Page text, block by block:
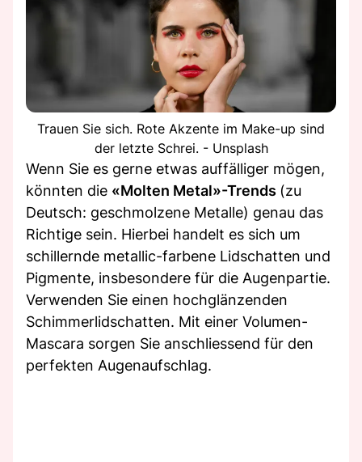
Trauen Sie sich. Rote Akzente im Make-up sind
der letzte Schrei. - Unsplash
Wenn Sie es gerne etwas auffälliger mögen,
könnten die «Molten Metal»-Trends (zu
Deutsch: geschmolzene Metalle) genau das
Richtige sein. Hierbei handelt es sich um
schillernde metallic-farbene Lidschatten und
Pigmente, insbesondere für die Augenpartie.
Verwenden Sie einen hochglänzenden
Schimmerlidschatten. Mit einer Volumen-
Mascara sorgen Sie anschliessend für den
perfekten Augenaufschlag.